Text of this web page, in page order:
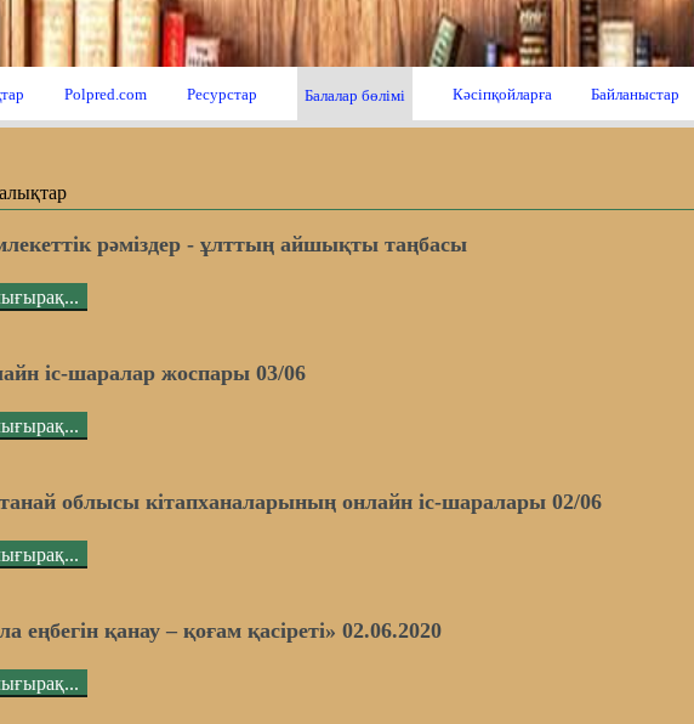
Polpred.com Ресурстар Балалар бөлімі Кәсіпқойларға Байланыстар
рәміздер - ұлттың айшықты таңбасы
іс-шаралар жоспары 03/06
облысы кітапханаларының онлайн іс-шаралары 02/06
еңбегін қанау – қоғам қасіреті» 02.06.2020